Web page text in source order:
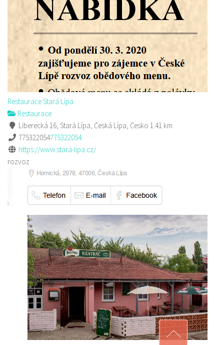
Restaurace Stará Lípa
Restaurace
Liberecká 16, Stará Lípa, Česká Lípa, Česko 1.41 km
775322054775322054
https://www.stara-lipa.cz/
rozvoz